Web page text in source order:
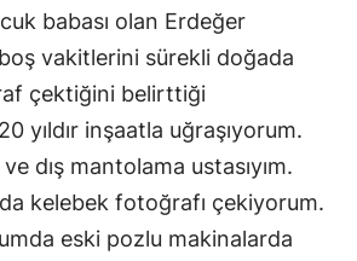
babası olan Erdeğer
vakitlerini sürekli doğada
çektiğini belirttiği
yıldır inşaatla uğraşıyorum.
dış mantolama ustasıyım.
kelebek fotoğrafı çekiyorum.
eski pozlu makinalarda